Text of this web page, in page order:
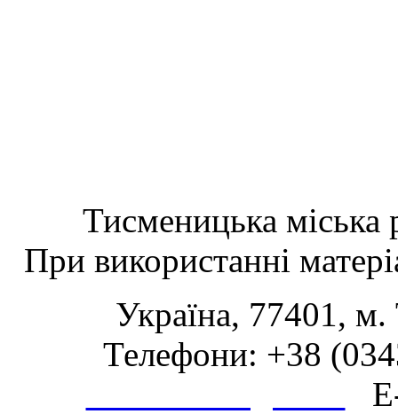
Тисменицька міська
При використанні
Україна, 77401,
Телефони: +38